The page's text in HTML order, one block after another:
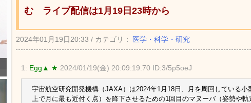
む ライブ配信は1月19日23時から
2024年01月19日20:33 / カテゴリ： 医学・科学・研究
1: Egg▲ ★ 2024/01/19(金) 20:09:19.70 ID:3/5p5oeJ
宇宙航空研究開発機構（JAXA）は2024年1月18日、月を周回している
上で月に最も近付く点）を降下させるための1回目のマヌーバ（姿勢や